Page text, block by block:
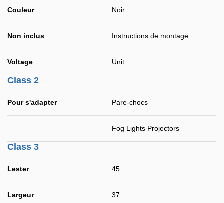
Couleur Noir
Non inclus Instructions de montage
Voltage Unit
Class 2
Pour s'adapter Pare-chocs
Fog Lights Projectors
Class 3
Lester 45
Largeur 37